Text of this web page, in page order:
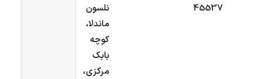
45537
نلسون
ماندلا،
کوچه
بابک
مرکزی،